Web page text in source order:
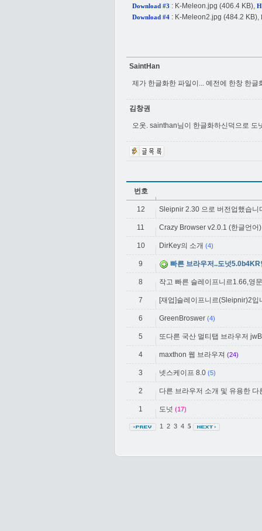
Download #3 : K-Meleon.jpg (406.4 KB),
Download #4 : K-Meleon2.jpg (484.2 KB),
SaintHan
제가 한글화한 파일이... 예전에 한창 한
김창권
오옷. sainthan님이 한글화하신덕으로
번호
12 Sleipnir 2.30 으로 버전업했습니
11 Crazy Browser v2.0.1 (한글언어)
10 DirKey의 소개 (4)
9 빠른 브라우저..도넛5.0b4KR
8 작고 빠른 슬레이프니르1.66,영
7 [재업]슬레이프니르(Sleipnir)2입
6 GreenBroswer (4)
5 또다른 국산 멀티탭 브라우저
4 maxthon 웹 브라우져 (24)
3 넷스케이프 8.0 (5)
2 다른 브라우저 소개 및 유용한
1 도넛 (17)
1 2 3 4 5